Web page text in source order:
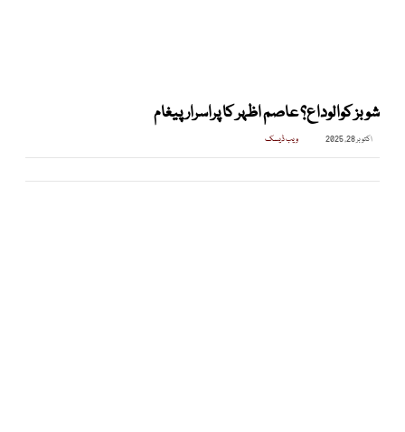
شوبز کوالوداع؟ عاصم اظہر کا پراسرارپیغام
اکتوبر 28, 2025 ویب ڈیسک